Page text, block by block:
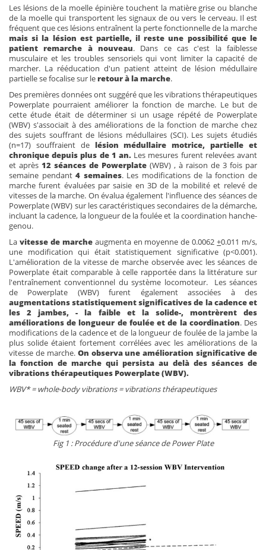
Les lésions de la moelle épinière touchent la matière grise ou blanche
de la moelle qui transportent les signaux de ou vers le cerveau. Il est
fréquent que ces lésions entraînent la perte fonctionnelle de la marche
mais si la lésion est partielle, il reste une possibilité que le
patient remarche à nouveau. Dans ce cas c'est la faiblesse
musculaire et les troubles sensoriels qui vont limiter la capacité de
marcher. La rééducation d'un patient atteint de lésion médullaire
partielle se focalise sur leretour à la marche.
Des premières données ont suggéré que les vibrations thérapeutiques
Powerplate pourraient améliorer la fonction de marche. Le but de
cette étude était de déterminer si un usage répété de Powerplate
(WBV) s'associait à des améliorations de la fonction de marche chez
des sujets souffrant de lésions médullaires (SCI). Les sujets étudiés
(n=17) souffraient de lésion médullaire motrice, partielle et
chronique depuis plus de 1 an. Les mesures furent relevées avant
et après 12 séances de Powerplate (WBV) , à raison de 3 fois par
semaine pendant4 semaines. Les modifications de la fonction de
marche furent évaluées par saisie en 3D de la mobilité et relevé de
vitesses de la marche. On évalua également l'influence des séances de
Powerplate (WBV) sur les caractéristiques secondaires de la démarche,
incluant la cadence, la longueur de la foulée et la coordination hanche-
genou.
La vitesse de marcheaugmenta en moyenne de 0.0062+0.011 m/s,
une modification qui était statistiquement significative (p<0.001).
L'amélioration de la vitesse de marche observée avec les séances de
Powerplate était comparable à celle rapportée dans la littérature sur
l'entraînement conventionnel du système locomoteur. Les séances
de Powerplate (WBV) furent également associées à des
augmentations statistiquement significatives de la cadence et
les 2 jambes, - la faible et la solide-, montrèrent des
améliorations de longueur de foulée et de la coordination. Des
modifications de la cadence et de la longueur de foulée de la jambe la
plus solide étaient fortement corrélées avec les améliorations de la
vitesse de marche. On observa une amélioration significative de
la fonction de marche qui persista au delà des séances de
vibrations thérapeutiques Powerplate (WBV).
WBV* = whole-body vibrations = vibrations thérapeutiques
Fig 1 : Procédure d'une séance de Power Plate